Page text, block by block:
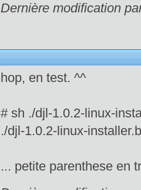
Dernière modification
hop, en test. ^^
# sh ./djl-1.0.2-linux-
./djl-1.0.2-linux-
... petite parenthese en